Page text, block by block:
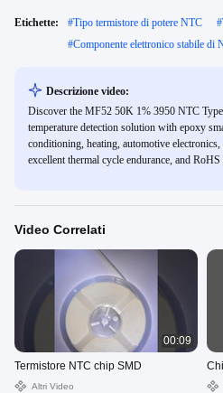
Etichette: #Tipo termistore di potere NTC #
#Componente elettronico stabile di
Descrizione video:
Discover the MF52 50K 1% 3950 NTC
temperature detection solution with epoxy
conditioning, heating, automotive
excellent thermal cycle endurance, and RoHS
Video Correlati
00:09
Termistore NTC chip SMD
Altri Video